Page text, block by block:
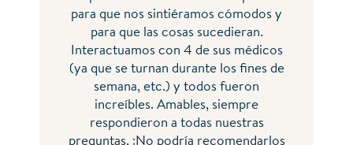
para que nos sintiéramos cómodos y
para que las cosas sucedieran.
Interactuamos con 4 de sus médicos
(ya que se turnan durante los fines de
semana, etc.) y todos fueron
increíbles. Amables, siempre
respondieron a todas nuestras
preguntas. ¡No podría recomendarlos